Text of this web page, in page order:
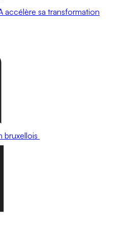
accélère sa transformation
bruxellois